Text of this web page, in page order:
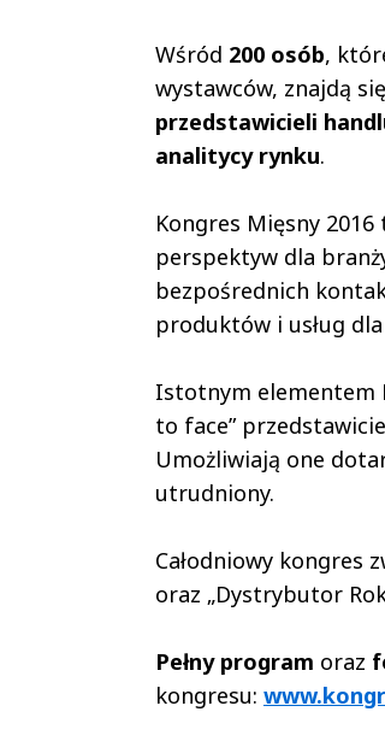
Wśród 200 osób,
wystawców, znajdą się
przedstawicieli
analitycy rynku.
Kongres Mięsny
perspektyw dla
bezpośrednich
produktów i usług
Istotnym elementem
to face”
Umożliwiają one
utrudniony.
Całodniowy kongres
oraz „Dystrybutor
Pełny program oraz
kongresu: